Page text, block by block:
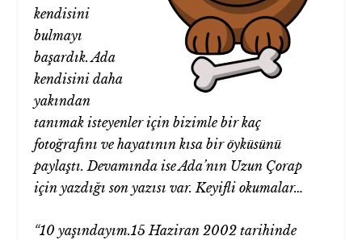
kendisini
bulmayı
başardık. Ada
kendisini daha
yakından
tanımak isteyenler içinbizimlebir kaç
fotoğrafını ve hayatının kısa bir öyküsünü
paylaştı. Devamında ise Ada’nın Uzun Çorap
için yazdığı son yazısı var. Keyifli okumalar…
“10 yaşındayım.15 Haziran 2002 tarihinde